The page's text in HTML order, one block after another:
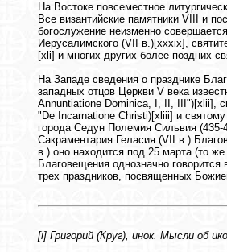
На Востоке повсеместное
Все византийские памятники VIII и
богослужение неизменно
Иерусалимского (VII в.)[xxxix],
[xli] и многих других более поздних
На Западе сведения о празднике
западных отцов Церкви V века
Annuntiatione Dominica, I, II, III")[xlii],
"De Incarnatione Christi)[xliii] и
города Седун Полемия Сильвия (435-
Сакраментария Геласия (VII в.)
в.) оно находится под 25 марта (то
Благовещения однозначно
трех праздников, посвященных
[i] Григорий (Круг), инок. Мысли об